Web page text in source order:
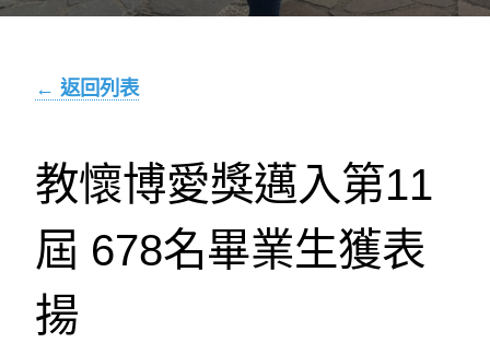
← 返回列表
教懷博愛獎邁入第11
屆 678名畢業生獲表
揚